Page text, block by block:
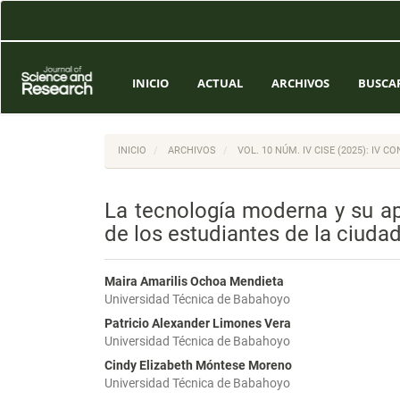
Contenido
Barra
lateral
INICIO ACTUAL ARCHIVOS
INICIO ARCHIVOS VOL. 10 NÚM. IV CISE (2025): IV
La tecnología moderna y su
de los estudiantes de la
Maira Amarilis Ochoa Mendieta
Universidad Técnica de Babahoyo
Patricio Alexander Limones Vera
Universidad Técnica de Babahoyo
Cindy Elizabeth Móntese Moreno
Universidad Técnica de Babahoyo